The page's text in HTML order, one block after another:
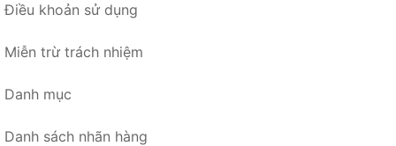
Điều khoản sử dụng
Miễn trừ trách nhiệm
Danh mục
Danh sách nhãn hàng